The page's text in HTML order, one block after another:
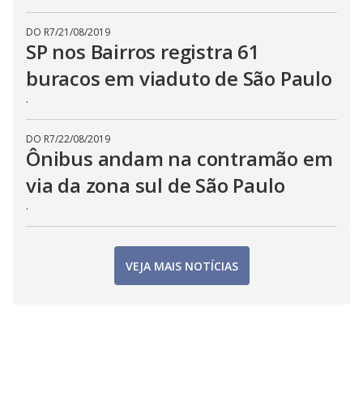
DO R7/21/08/2019
SP nos Bairros registra 61
buracos em viaduto de São Paulo
.
DO R7/22/08/2019
Ônibus andam na contramão em
via da zona sul de São Paulo
.
VEJA MAIS NOTÍCIAS